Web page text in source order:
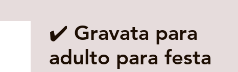
✔️ Gravata para
adulto para festa